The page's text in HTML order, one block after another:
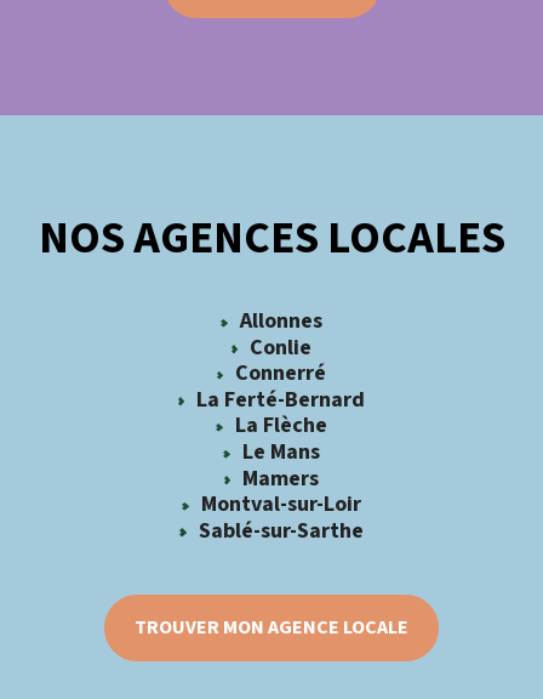
NOS AGENCES LOCALES
Allonnes
Conlie
Connerré
La Ferté-Bernard
La Flèche
Le Mans
Mamers
Montval-sur-Loir
Sablé-sur-Sarthe
TROUVER MON AGENCE LOCALE